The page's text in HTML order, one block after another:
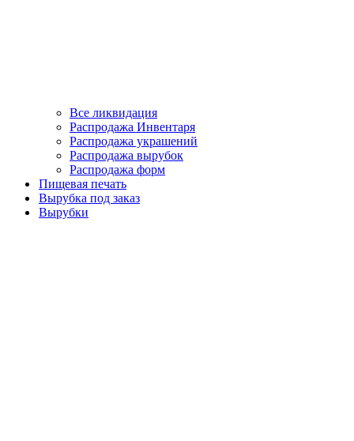
Все ликвидация
Распродажа Инвентаря
Распродажа украшений
Распродажа вырубок
Распродажа форм
Пищевая печать
Вырубка под заказ
Вырубки